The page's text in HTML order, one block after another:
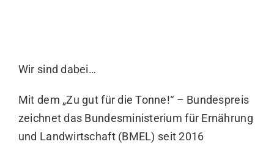
Wir sind dabei…
Mit dem „Zu gut für die Tonne!“ – Bundespreis
zeichnet das Bundesministerium für Ernährung
und Landwirtschaft (BMEL) seit 2016